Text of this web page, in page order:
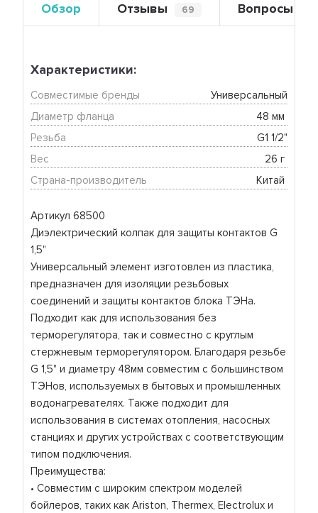
Обзор Отзывы 69 Вопросы
Артикул 68500
Диэлектрический колпак для защиты контактов G
1,5"
Универсальный элемент изготовлен из пластика,
предназначен для изоляции резьбовых
соединений и защиты контактов блока ТЭНа.
Подходит как для использования без
терморегулятора, так и совместно с круглым
стержневым терморегулятором. Благодаря резьбе
G 1,5" и диаметру 48мм совместим с большинством
ТЭНов, используемых в бытовых и промышленных
водонагревателях. Также подходит для
использования в системах отопления, насосных
станциях и других устройствах с соответствующим
типом подключения.
Преимущества:
• Совместим с широким спектром моделей
бойлеров, таких как Ariston, Thermex, Electrolux и
Характеристики:
Совместимые бренды
Универсальный
Диаметр фланца
48 мм
Резьба
G1 1/2"
Вес
26 г
Страна-производитель
Китай